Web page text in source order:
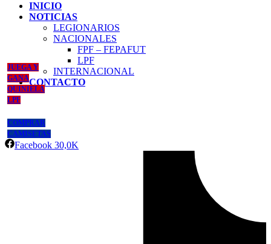
INICIO
NOTICIAS
LEGIONARIOS
NACIONALES
FPF – FEPAFUT
LPF
INTERNACIONAL
CONTACTO
JUEGA Y
GANA
QUINIELA
LPF
COMPRAR
CAMISETAS
Facebook 30,0K